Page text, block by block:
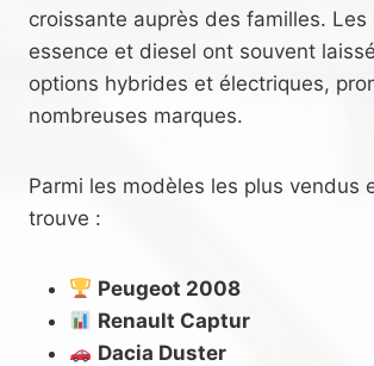
croissante auprès des familles. Les
essence et diesel ont souvent
options hybrides et électriques,
nombreuses marques.
Parmi les modèles les plus vendus
trouve :
Peugeot 2008
Renault Captur
Dacia Duster